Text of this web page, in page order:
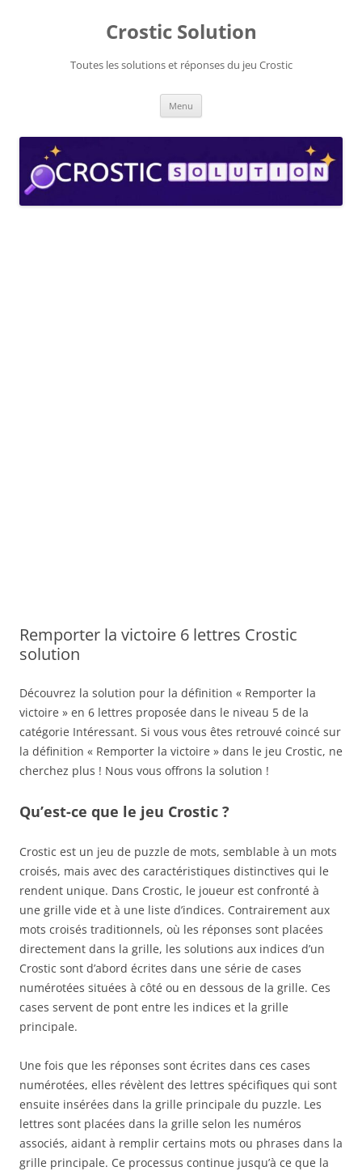
Crostic Solution
Toutes les solutions et réponses du jeu Crostic
Menu
Remporter la victoire 6 lettres Crostic
solution
Découvrez la solution pour la définition « Remporter la
victoire » en 6 lettres proposée dans le niveau 5 de la
catégorie Intéressant. Si vous vous êtes retrouvé coincé sur
la définition « Remporter la victoire » dans le jeu Crostic, ne
cherchez plus ! Nous vous offrons la solution !
Qu’est-ce que le jeu Crostic ?
Crostic est un jeu de puzzle de mots, semblable à un mots
croisés, mais avec des caractéristiques distinctives qui le
rendent unique. Dans Crostic, le joueur est confronté à
une grille vide et à une liste d’indices. Contrairement aux
mots croisés traditionnels, où les réponses sont placées
directement dans la grille, les solutions aux indices d’un
Crostic sont d’abord écrites dans une série de cases
numérotées situées à côté ou en dessous de la grille. Ces
cases servent de pont entre les indices et la grille
principale.
Une fois que les réponses sont écrites dans ces cases
numérotées, elles révèlent des lettres spécifiques qui sont
ensuite insérées dans la grille principale du puzzle. Les
lettres sont placées dans la grille selon les numéros
associés, aidant à remplir certains mots ou phrases dans la
grille principale. Ce processus continue jusqu’à ce que la